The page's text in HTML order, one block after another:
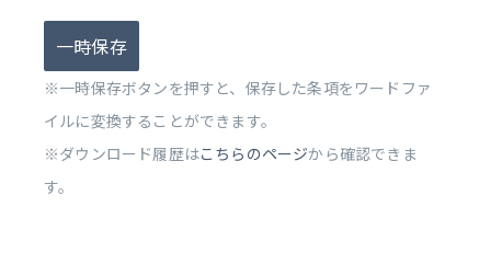
一時保存
※一時保存ボタンを押すと、保存した条項をワードファ
イルに変換することができます。
※ダウンロード履歴はこちらのページから確認できま
す。